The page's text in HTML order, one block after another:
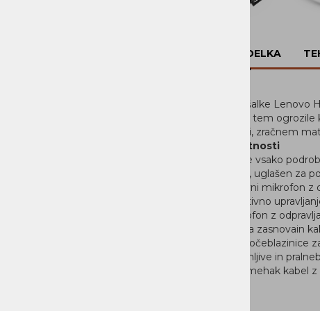
OPIS IZDELKA
Igralne slušalke Lenovo
ne da bi pri tem
konstrukciji, zračnem
Glavnelastnosti
Slišite vsako
Zvok, uglašen za
Pasivni mikrofon
Intuitivno
Mikrofon z
Lahka zasnovain
Dihajočeblazinice
Snemljive in
2 m mehak kabel